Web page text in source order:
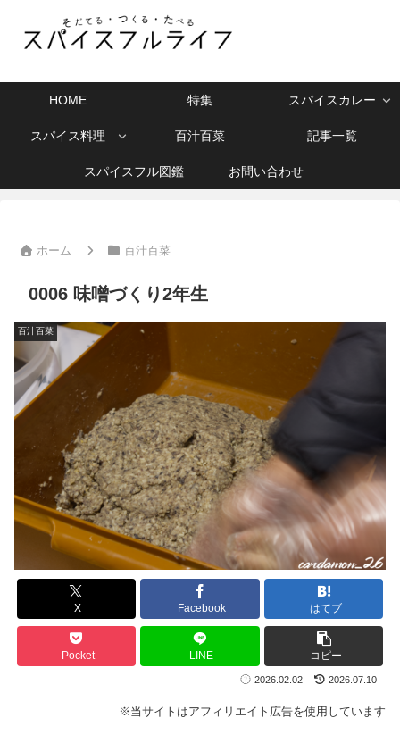
HOME 特集 スパイスカレー
スパイス料理 百汁百菜 記事一覧
スパイスフル図鑑 お問い合わせ
ホーム 百汁百菜
0006 味噌づくり2年生
百汁百菜
X Facebook はてブ
Pocket LINE コピー
2026.02.02 2026.07.10
※当サイトはアフィリエイト広告を使用しています